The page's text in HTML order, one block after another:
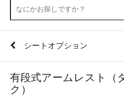
シートオプション
有段式アームレスト（
ク）